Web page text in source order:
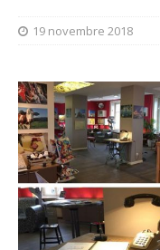
19 novembre 2018